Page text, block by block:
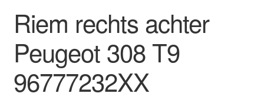
Wereldwijde verzending
Winkelwagen
Riem rechts achter
Peugeot 308 T9
96777232XX